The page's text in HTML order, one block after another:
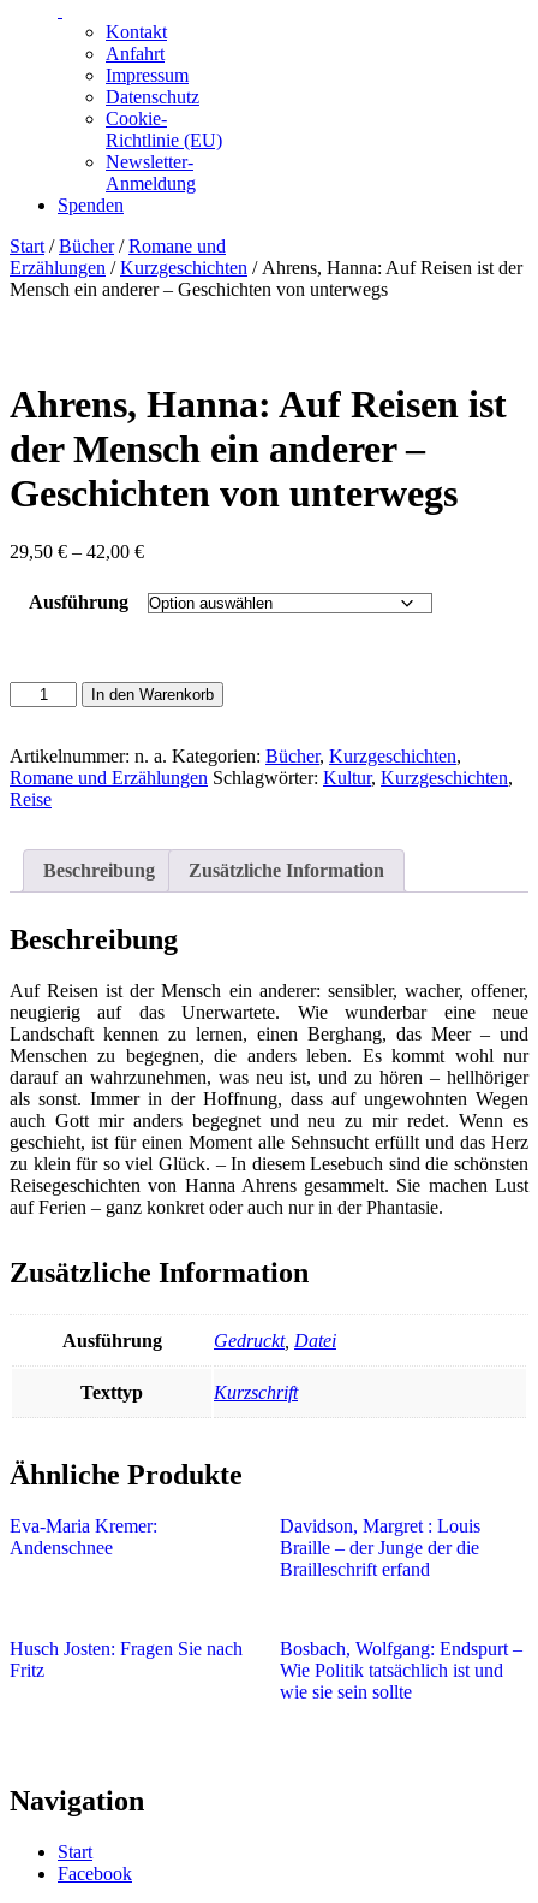
Kontakt
Anfahrt
Impressum
Datenschutz
Cookie-
Richtlinie (EU)
Newsletter-
Anmeldung
Spenden
Skip
to
content
Start /Bücher/Romane und
Erzählungen /Kurzgeschichten / Ahrens, Hanna: Auf Reisen ist der
Mensch ein anderer – Geschichten von unterwegs
Ahrens, Hanna: Auf Reisen ist
der Mensch ein anderer –
Geschichten von unterwegs
29,50 € – 42,00 €Preisspanne:
bis
42,00 €
Ausführung
Ahrens,
Hanna:
Reisen
ist
der
anderer
-
von
unterwegs
In den Warenkorb
Artikelnummer: n. a. Kategorien: Bücher, Kurzgeschichten,
Romane und Erzählungen Schlagwörter: Kultur, Kurzgeschichten,
Reise
Beschreibung Zusätzliche Information
Beschreibung
Auf Reisen ist der Mensch ein anderer: sensibler, wacher, offener,
neugierig auf das Unerwartete. Wie wunderbar eine neue
Landschaft kennen zu lernen, einen Berghang, das Meer – und
Menschen zu begegnen, die anders leben. Es kommt wohl nur
darauf an wahrzunehmen, was neu ist, und zu hören – hellhöriger
als sonst. Immer in der Hoffnung, dass auf ungewohnten Wegen
auch Gott mir anders begegnet und neu zu mir redet. Wenn es
geschieht, ist für einen Moment alle Sehnsucht erfüllt und das Herz
zu klein für so viel Glück. – In diesem Lesebuch sind die schönsten
Reisegeschichten von Hanna Ahrens gesammelt. Sie machen Lust
auf Ferien – ganz konkret oder auch nur in der Phantasie.
Zusätzliche Information
Ausführung Gedruckt, Datei
Texttyp Kurzschrift
Ähnliche Produkte
Eva-Maria Kremer:
Andenschnee
Davidson, Margret : Louis
Braille – der Junge der die
Brailleschrift erfand
Husch Josten: Fragen Sie nach
Fritz
Bosbach, Wolfgang: Endspurt –
Wie Politik tatsächlich ist und
wie sie sein sollte
Navigation
Start
Facebook